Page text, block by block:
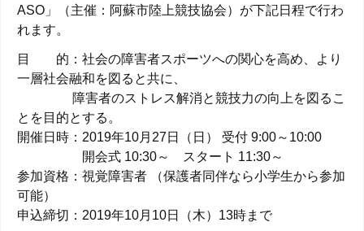
プ
ASO」（主催：阿蘇市陸上競技協会）が下記日程で行わ
れます。
目 的：社会の障害者スポーツへの関心を高め、より
一層社会融和を図ると共に、
障害者のストレス解消と競技力の向上を図るこ
とを目的とする。
開催日時：2019年10月27日（日） 受付 9:00～10:00
開会式 10:30～ スタート 11:30～
参加資格：視覚障害者 （保護者同伴なら小学生から参加
可能）
申込締切：2019年10月10日（木）13時まで